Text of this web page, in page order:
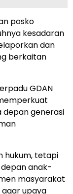
posko
kesadaran
dan
berkaitan
GDAN
depan generasi
hukum, tetapi
anak-
masyarakat
upaya